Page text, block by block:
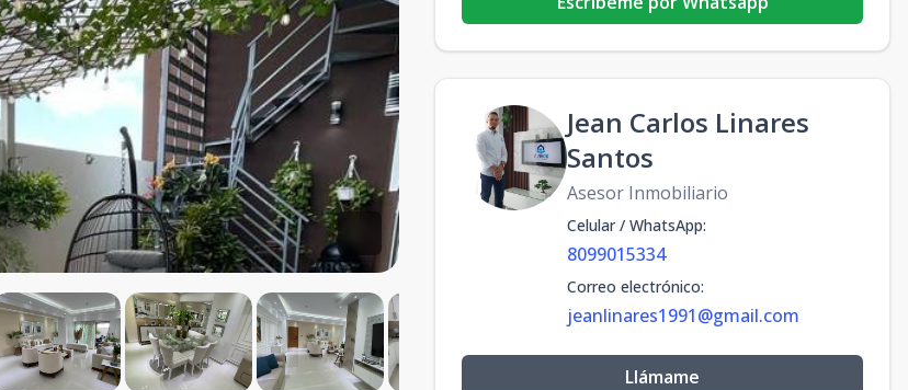
Jean Carlos Linares
Santos
Asesor Inmobiliario
Celular / WhatsApp:
8099015334
Correo electrónico:
jeanlinares1991@gmail.com
Llámame